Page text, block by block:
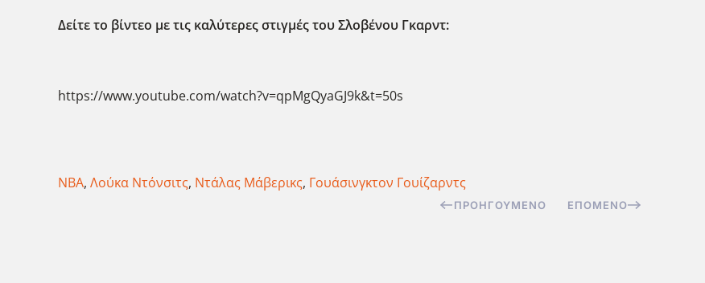
Δείτε το βίντεο με τις καλύτερες στιγμές του Σλοβένου Γκαρντ:
https://www.youtube.com/watch?v=qpMgQyaGJ9k&t=50s
NBA, Λούκα Ντόνσιτς, Ντάλας Μάβερικς, Γουάσινγκτον Γουίζαρντς
ΠΡΟΗΓΟΎΜΕΝΟ ΕΠΌΜΕΝΟ